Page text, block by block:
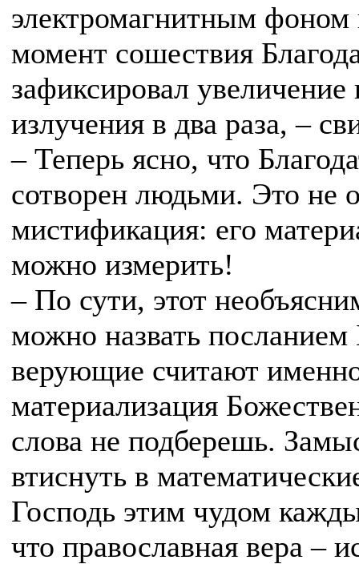
электромагнитным
момент сошествия
зафиксировал увеличение
излучения в два раза, –
– Теперь ясно, что
сотворен людьми. Это не
мистификация: его
можно измерить!
– По сути, этот
можно назвать
верующие считают
материализация
слова не подберешь.
втиснуть в
Господь этим чудом
что православная вера –